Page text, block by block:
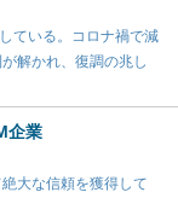
ている。コロナ禍で減
解かれ、復調の兆し
企業
大な信頼を獲得して